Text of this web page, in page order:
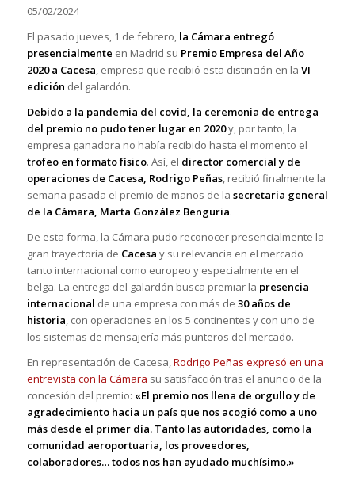
05/02/2024
El pasado jueves, 1 de febrero, la Cámara entregó
presencialmente en Madrid su Premio Empresa del Año
2020 a Cacesa, empresa que recibió esta distinción en la VI
edición del galardón.
Debido a la pandemia del covid, la ceremonia de entrega
del premio no pudo tener lugar en 2020y, por tanto, la
empresa ganadora no había recibido hasta el momento el
trofeo en formato físico. Así, el director comercial y de
operaciones de Cacesa, Rodrigo Peñas, recibió finalmente la
semana pasada el premio de manos de la secretaria general
de la Cámara, Marta González Benguria.
De esta forma, la Cámara pudo reconocer presencialmente la
gran trayectoria de Cacesa y su relevancia en el mercado
tanto internacional como europeo y especialmente en el
belga. La entrega del galardón busca premiar la presencia
internacional de una empresa con más de 30 años de
historia, con operaciones en los 5 continentes y con uno de
los sistemas de mensajería más punteros del mercado.
En representación de Cacesa,Rodrigo Peñas expresó en una
entrevista con la Cámara su satisfacción tras el anuncio de la
concesión del premio: «El premio nos llena de orgullo y de
agradecimiento hacia un país que nos acogió como a uno
más desde el primer día. Tanto las autoridades, como la
comunidad aeroportuaria, los proveedores,
colaboradores… todos nos han ayudado muchísimo.»